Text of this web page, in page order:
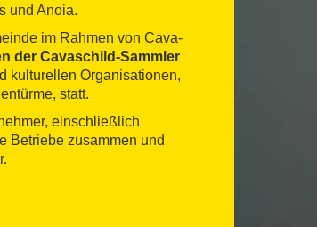
und Anoia.
im Rahmen von Cava-
der Cavaschild-Sammler
kulturellen Organisationen,
statt.
einschließlich
Betriebe zusammen und